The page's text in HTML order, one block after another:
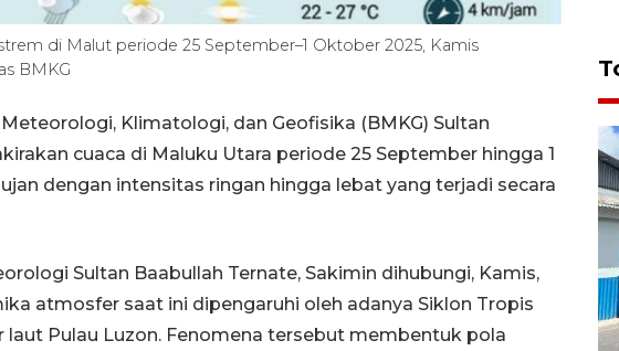
di Malut periode 25 September–1 Oktober 2025, Kamis
BMKG
Klimatologi, dan Geofisika (BMKG) Sultan
cuaca di Maluku Utara periode 25 September hingga 1
dengan intensitas ringan hingga lebat yang terjadi secara
Sultan Baabullah Ternate, Sakimin dihubungi, Kamis,
atmosfer saat ini dipengaruhi oleh adanya Siklon Tropis
laut Pulau Luzon. Fenomena tersebut membentuk pola